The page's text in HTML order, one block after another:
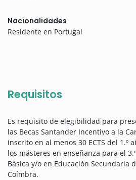
Nacionalidades
Residente en Portugal
Requisitos
Es requisito de elegibilidad para
las Becas Santander Incentivo a la
inscrito en al menos 30 ECTS del 1.º
los másteres en enseñanza para el
Básica y/o en Educación Secundaria
Coímbra.